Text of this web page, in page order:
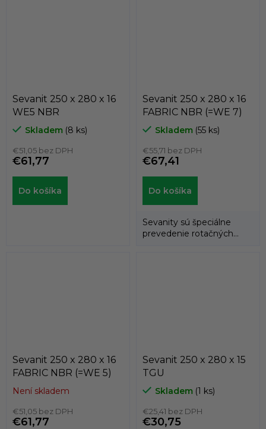
Sevanit 250 x 280 x 16
WE5 NBR
Skladem (8 ks)
€51,05 bez DPH
€61,77
Do košíka
Sevanit 250 x 280 x 16
FABRIC NBR (=WE 7)
Skladem (55 ks)
€55,71 bez DPH
€67,41
Do košíka
Sevanity sú špeciálne
prevedenie rotačných
Sevanit 250 x 280 x 16
FABRIC NBR (=WE 5)
Není skladem
€51,05 bez DPH
€61,77
Sevanit 250 x 280 x 15
TGU
Skladem (1 ks)
€25,41 bez DPH
€30,75